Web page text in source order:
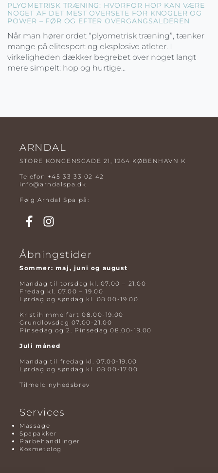
PLYOMETRISK TRÆNING: HVORFOR HOP KAN VÆRE
NOGET AF DET MEST OVERSETE FOR KNOGLER OG
POWER – FØR OG EFTER OVERGANGSALDEREN
Når man hører ordet “plyometrisk træning”, tænker
mange på elitesport og eksplosive atleter. I
virkeligheden dækker begrebet over noget langt
mere simpelt: hop og hurtige...
ARNDAL
STORE KONGENSGADE 21, 1264 KØBENHAVN K
Telefon +45 33 33 02 42
info@arndalspa.dk
Følg Arndal Spa på:
Åbningstider
Sommer: maj, juni og august
Mandag til torsdag kl. 07.00 – 21.00
Fredag kl. 07.00 – 19.00
Lørdag og søndag kl. 08.00-19.00
Kristihimmelfart 08.00-19.00
Grundlovsdag 07.00-21.00
Pinsedag og 2. Pinsedag 08.00-19.00
Juli måned
Mandag til fredag kl. 07.00-19.00
Lørdag og søndag kl. 08.00-17.00
Tilmeld nyhedsbrev
Services
Massage
Spapakker
Parbehandlinger
Kosmetolog